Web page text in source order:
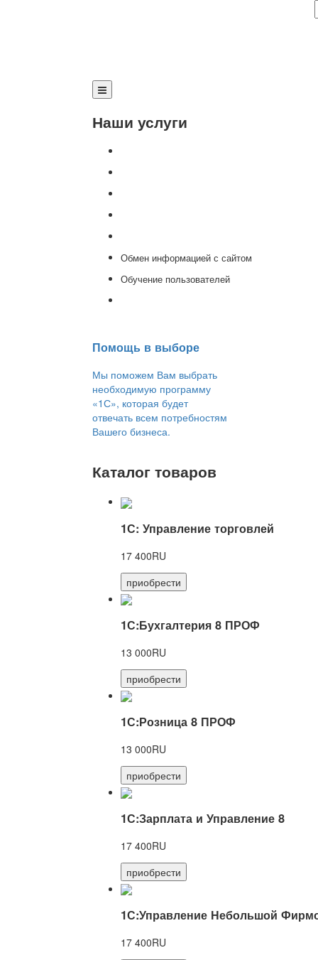
Наши услуги
Обмен информацией с сайтом
Обучение пользователей
Помощь в выборе
Мы поможем Вам выбрать
необходимую программу
«1С», которая будет
отвечать всем потребностям
Вашего бизнеса.
Каталог товаров
1С: Управление торговлей
17 400RU
приобрести
1С:Бухгалтерия 8 ПРОФ
13 000RU
приобрести
1С:Розница 8 ПРОФ
13 000RU
приобрести
1С:Зарплата и Управление 8
17 400RU
приобрести
1С:Управление Небольшой
17 400RU